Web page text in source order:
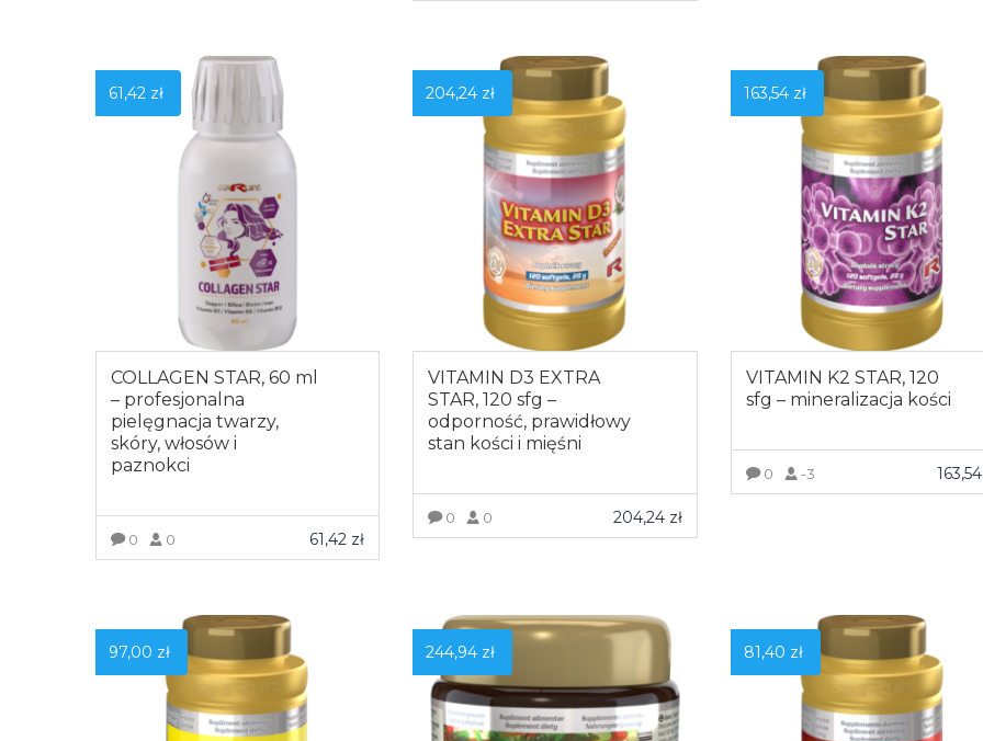
61,42 zł
COLLAGEN STAR, 60 ml
– profesjonalna
pielęgnacja twarzy,
skóry, włosów i
paznokci
0 0 61,42 zł
204,24 zł
VITAMIN D3 EXTRA
STAR, 120 sfg –
odporność, prawidłowy
stan kości i mięśni
0 0 204,24 zł
163,54 zł
VITAMIN K2 STAR, 120
sfg – mineralizacja kości
0 -3 163,54
97,00 zł 244,94 zł 81,40 zł